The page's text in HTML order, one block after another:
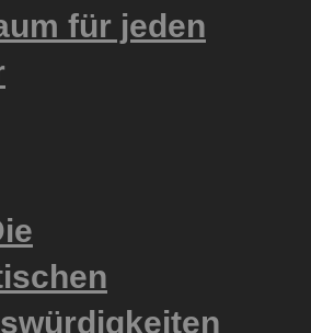
für jeden